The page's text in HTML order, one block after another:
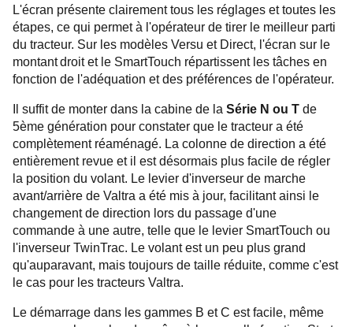
L'écran présente clairement tous les réglages et toutes les
étapes, ce qui permet à l'opérateur de tirer le meilleur parti
du tracteur. Sur les modèles Versu et Direct, l'écran sur le
montant droit et le SmartTouch répartissent les tâches en
fonction de l'adéquation et des préférences de l'opérateur.
Il suffit de monter dans la cabine de la Série N ou T de
5ème génération pour constater que le tracteur a été
complètement réaménagé. La colonne de direction a été
entièrement revue et il est désormais plus facile de régler
la position du volant. Le levier d'inverseur de marche
avant/arrière de Valtra a été mis à jour, facilitant ainsi le
changement de direction lors du passage d'une
commande à une autre, telle que le levier SmartTouch ou
l'inverseur TwinTrac. Le volant est un peu plus grand
qu'auparavant, mais toujours de taille réduite, comme c'est
le cas pour les tracteurs Valtra.
Le démarrage dans les gammes B et C est facile, même